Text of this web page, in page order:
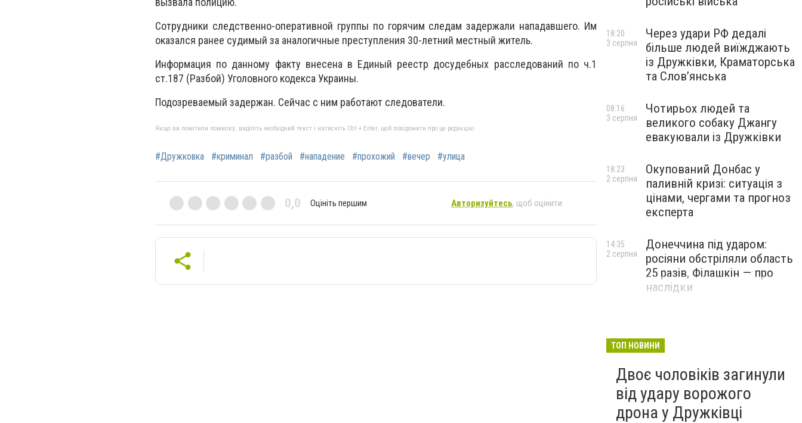
Сотрудники следственно-оперативной группы по горячим следам задержали нападавшего. Им
оказался ранее судимый за аналогичные преступления 30-летний местный житель.
Информация по данному факту внесена в Единый реестр досудебных расследований по ч.1
ст.187 (Разбой) Уголовного кодекса Украины.
Подозреваемый задержан. Сейчас с ним работают следователи.
Якщо ви помітили помилку, виділіть необхідний текст і натисніть Ctrl + Enter, щоб повідомити про це редакцію
#Дружковка #криминал #разбой #нападение #прохожий #вечер #улица
0,0 Оцініть першим Авторизуйтесь, щоб оцінити
Через удари РФ дедалі
більше людей виїжджають
із Дружківки, Краматорська
та Слов’янська
18:20
3 серпня
Чотирьох людей та
великого собаку Джангу
евакуювали із Дружківки
08:16
3 серпня
Окупований Донбас у
паливній кризі: ситуація з
цінами, чергами та прогноз
експерта
18:23
2 серпня
Донеччина під ударом:
росіяни обстріляли область
25 разів, Філашкін — про
наслідки
14:35
2 серпня
ТОП НОВИНИ
Двоє чоловіків загинули
від удару ворожого
дрона у Дружківці